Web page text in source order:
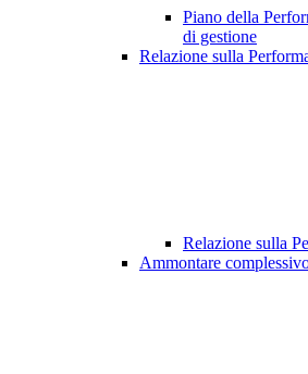
Piano della
di gestione
Relazione sulla
Relazione sulla
Ammontare